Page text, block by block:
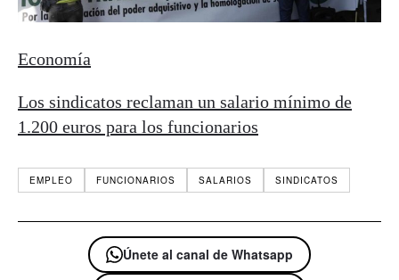
Economía
Los sindicatos reclaman un salario mínimo de
1.200 euros para los funcionarios
EMPLEO FUNCIONARIOS SALARIOS SINDICATOS
Únete al canal de Whatsapp